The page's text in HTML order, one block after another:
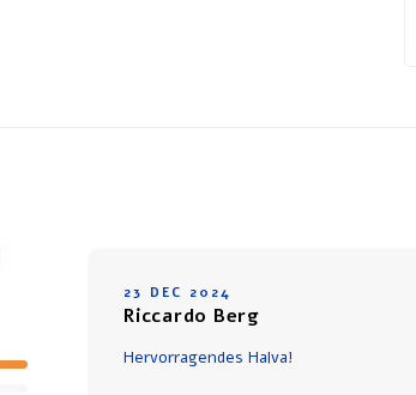
23 DEC 2024
Riccardo Berg
Hervorragendes Halva!